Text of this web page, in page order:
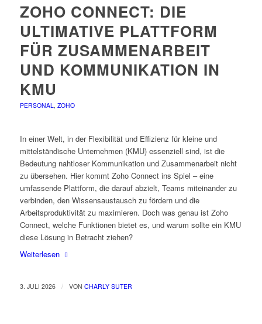
ZOHO CONNECT: DIE
ULTIMATIVE PLATTFORM
FÜR ZUSAMMENARBEIT
UND KOMMUNIKATION IN
KMU
PERSONAL, ZOHO
In einer Welt, in der Flexibilität und Effizienz für kleine und
mittelständische Unternehmen (KMU) essenziell sind, ist die
Bedeutung nahtloser Kommunikation und Zusammenarbeit nicht
zu übersehen. Hier kommt Zoho Connect ins Spiel – eine
umfassende Plattform, die darauf abzielt, Teams miteinander zu
verbinden, den Wissensaustausch zu fördern und die
Arbeitsproduktivität zu maximieren. Doch was genau ist Zoho
Connect, welche Funktionen bietet es, und warum sollte ein KMU
diese Lösung in Betracht ziehen?
Weiterlesen
3. JULI 2026 / VON CHARLY SUTER